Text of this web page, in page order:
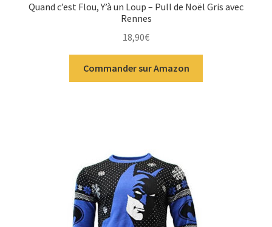
Quand c’est Flou, Y’à un Loup – Pull de Noël Gris avec
Rennes
18,90€
Commander sur Amazon